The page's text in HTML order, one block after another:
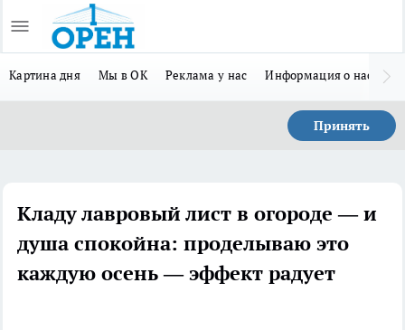
Картина дня Мы в ОК Реклама у нас Информация о нас
Принять
Кладу лавровый лист в огороде — и
душа спокойна: проделываю это
каждую осень — эффект радует